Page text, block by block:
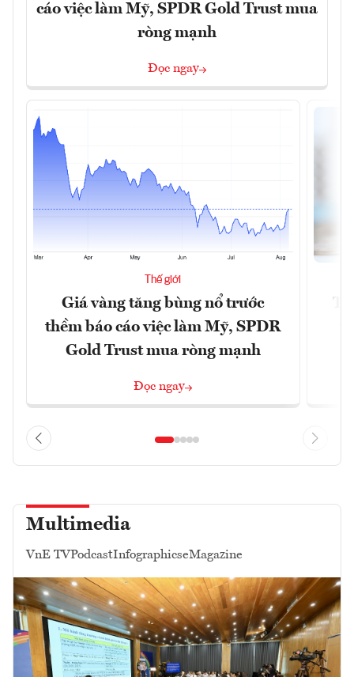
cáo việc làm Mỹ, SPDR Gold Trust mua
ròng mạnh
Đọc ngay
Thế giới
Giá vàng tăng bùng nổ trước
thềm báo cáo việc làm Mỹ, SPDR
Gold Trust mua ròng mạnh
Đọc ngay
Multimedia
VnE TVPodcastInfographicseMagazine